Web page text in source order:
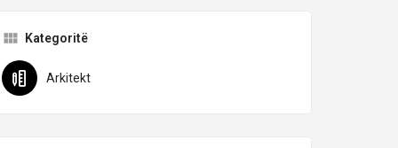
Kategoritë
Arkitekt